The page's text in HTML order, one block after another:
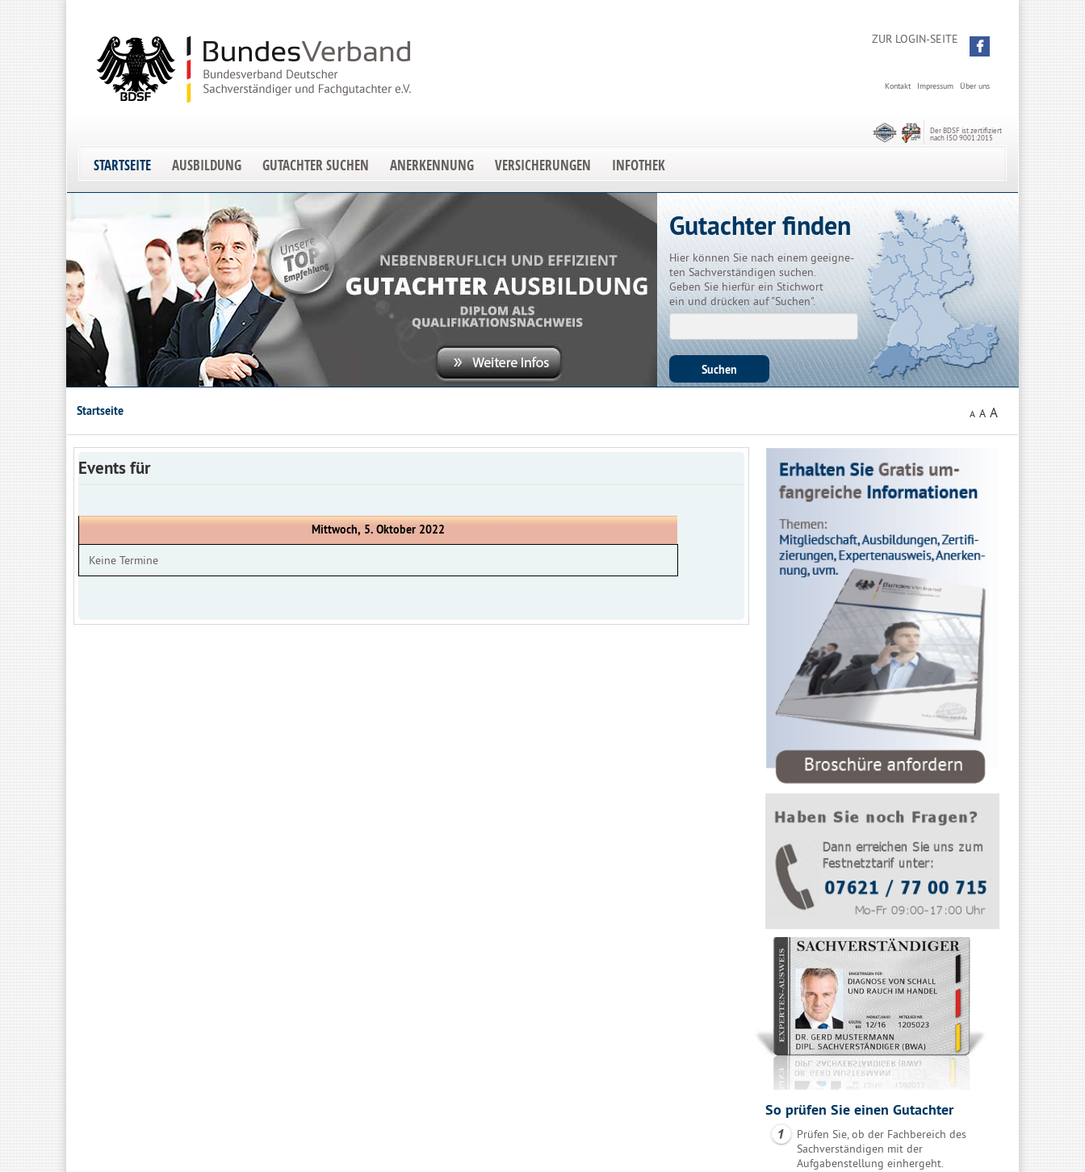
ZUR LOGIN-SEITE
Über uns
Impressum
Kontakt
Der BDSF ist zertifiziert
nach ISO 9001:2015
STARTSEITE AUSBILDUNG GUTACHTER SUCHEN ANERKENNUNG VERSICHERUNGEN INFOTHEK
Gutachter finden
Hier können Sie nach einem geeigne-
ten Sachverständigen suchen.
Geben Sie hierfür ein Stichwort
ein und drücken auf "Suchen".
Startseite A A A
Events für
Mittwoch, 5. Oktober 2022
Keine Termine
So prüfen Sie einen Gutachter
Prüfen Sie, ob der Fachbereich des
Sachverständigen mit der
Aufgabenstellung einhergeht.